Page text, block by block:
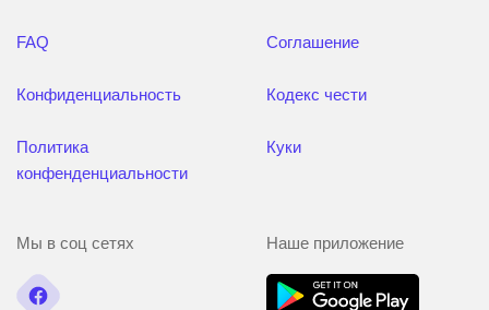
FAQ
Конфиденциальность
Политика
конфенденциальности
Соглашение
Кодекс чести
Куки
Мы в соц сетях Наше приложение